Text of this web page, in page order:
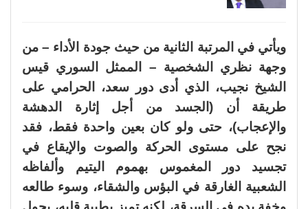
ويأتي في المرتبة الثانية من حيث جودة الأداء – من
وجهة نظري الشخصية – الممثل السوري قيس
الشيخ نجيب، الذي أدى دور سعد، الحرامي على
طريقة أن (الجسد من أجل إثارة الدهشة
والإعجاب)، حتى ولو كان بعين واحدة فقط، فقد
نجح على مستوى الحركة والصوت والإيقاع في
تجسيد دور المغموس بهموم اليتيم وألفاظه
الشعبية الغارقة في البؤس والشقاء، وسوء طالعه